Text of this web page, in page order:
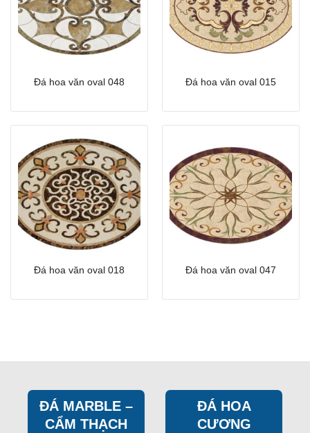
Đá hoa văn oval 048 Đá hoa văn oval 015
Đá hoa văn oval 018 Đá hoa văn oval 047
ĐÁ MARBLE –
CẨM THẠCH
ĐÁ HOA
CƯƠNG